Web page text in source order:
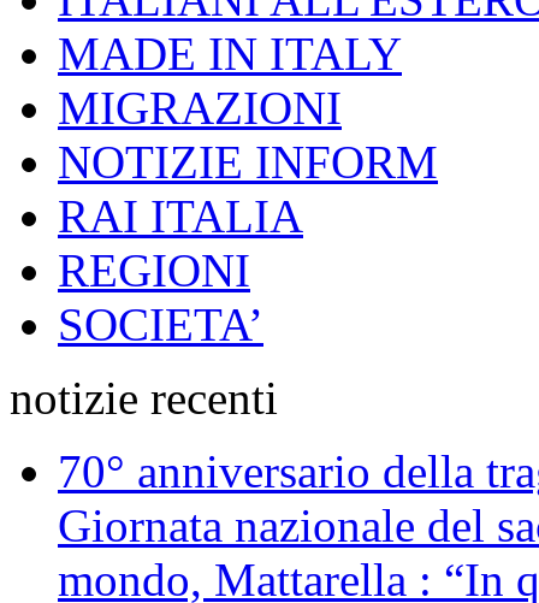
MADE IN ITALY
MIGRAZIONI
NOTIZIE INFORM
RAI ITALIA
REGIONI
SOCIETA’
notizie recenti
70° anniversario della
Giornata nazionale del
mondo, Mattarella : “In